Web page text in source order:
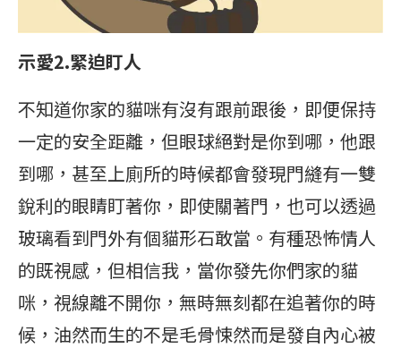
示愛2.緊迫盯人
不知道你家的貓咪有沒有跟前跟後，即便保持
一定的安全距離，但眼球絕對是你到哪，他跟
到哪，甚至上廁所的時候都會發現門縫有一雙
銳利的眼睛盯著你，即使關著門，也可以透過
玻璃看到門外有個貓形石敢當。有種恐怖情人
的既視感，但相信我，當你發先你們家的貓
咪，視線離不開你，無時無刻都在追著你的時
候，油然而生的不是毛骨悚然而是發自內心被